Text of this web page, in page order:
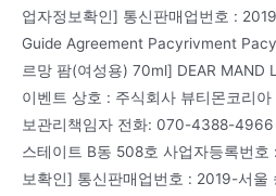
업자정보확인] 통신판매업번호 :
Guide Agreement Pacyrivment
르망 팜(여성용) 70ml] DEAR MAND
이벤트 상호 : 주식회사 뷰티몬코리
보관리책임자 전화: 070-4388-4966
스테이트 B동 508호 사업자등록번
보확인] 통신판매업번호 : 2019-서